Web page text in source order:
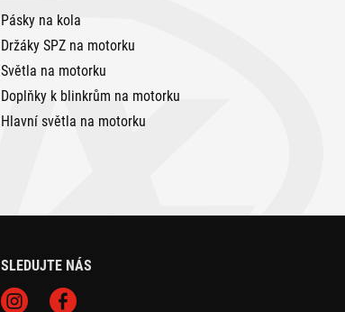
Pásky na kola
Držáky SPZ na motorku
Světla na motorku
Doplňky k blinkrům na motorku
Hlavní světla na motorku
SLEDUJTE NÁS